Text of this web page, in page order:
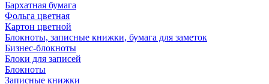
Бархатная бумага
Фольга цветная
Картон цветной
Блокноты, записные книжки, бумага для заметок
Бизнес-блокноты
Блоки для записей
Блокноты
Записные книжки